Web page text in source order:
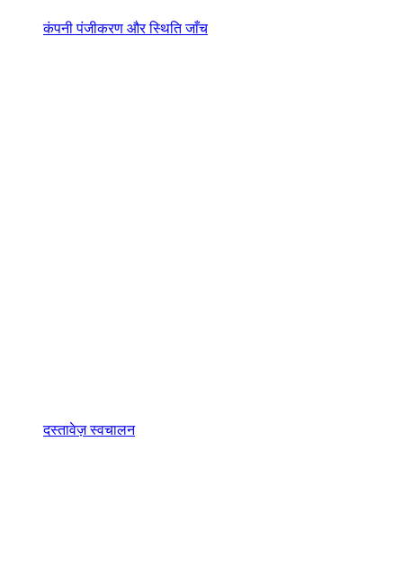
कंपनी पंजीकरण और स्थिति जाँच
दस्तावेज़ स्वचालन